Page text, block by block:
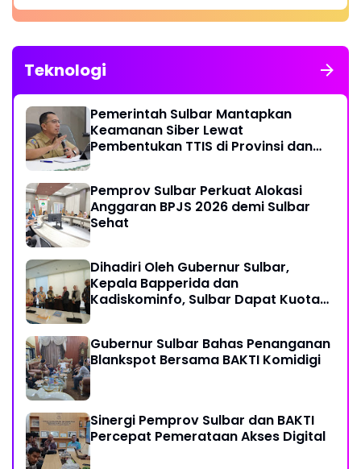
Teknologi
Pemerintah Sulbar Mantapkan
Keamanan Siber Lewat
Pembentukan TTIS di Provinsi dan
Pemprov Sulbar Perkuat Alokasi
Anggaran BPJS 2026 demi Sulbar
Sehat
Dihadiri Oleh Gubernur Sulbar,
Kepala Bapperida dan
Kadiskominfo, Sulbar Dapat Kuota
Gubernur Sulbar Bahas Penanganan
Blankspot Bersama BAKTI Komidigi
Sinergi Pemprov Sulbar dan BAKTI
Percepat Pemerataan Akses Digital